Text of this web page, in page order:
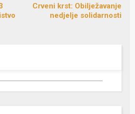
Crveni krst: Obilježavanje
nedjelje solidarnosti